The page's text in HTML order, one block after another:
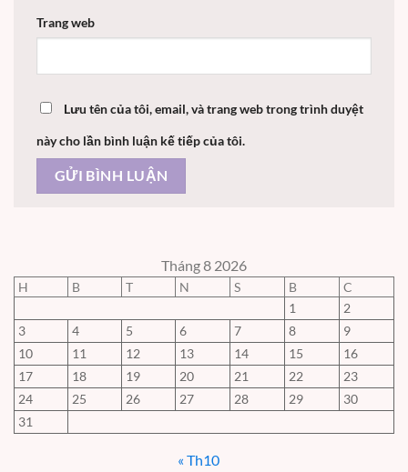
Trang web
Lưu tên của tôi, email, và trang web trong trình duyệt
này cho lần bình luận kế tiếp của tôi.
Tháng 8 2026
H B T N S B
C
1
2
3
4 5 6 7 8
9
10
11 12 13 14 15
16
17
18 19 20 21 22
23
24
25 26 27 28 29
30
31
« Th10